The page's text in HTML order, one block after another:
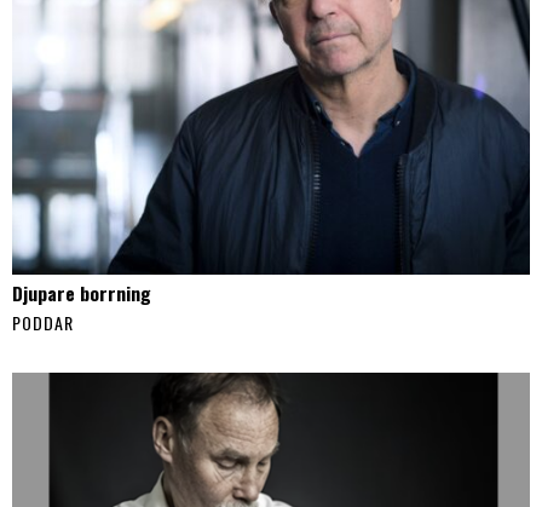
Djupare borrning
PODDAR